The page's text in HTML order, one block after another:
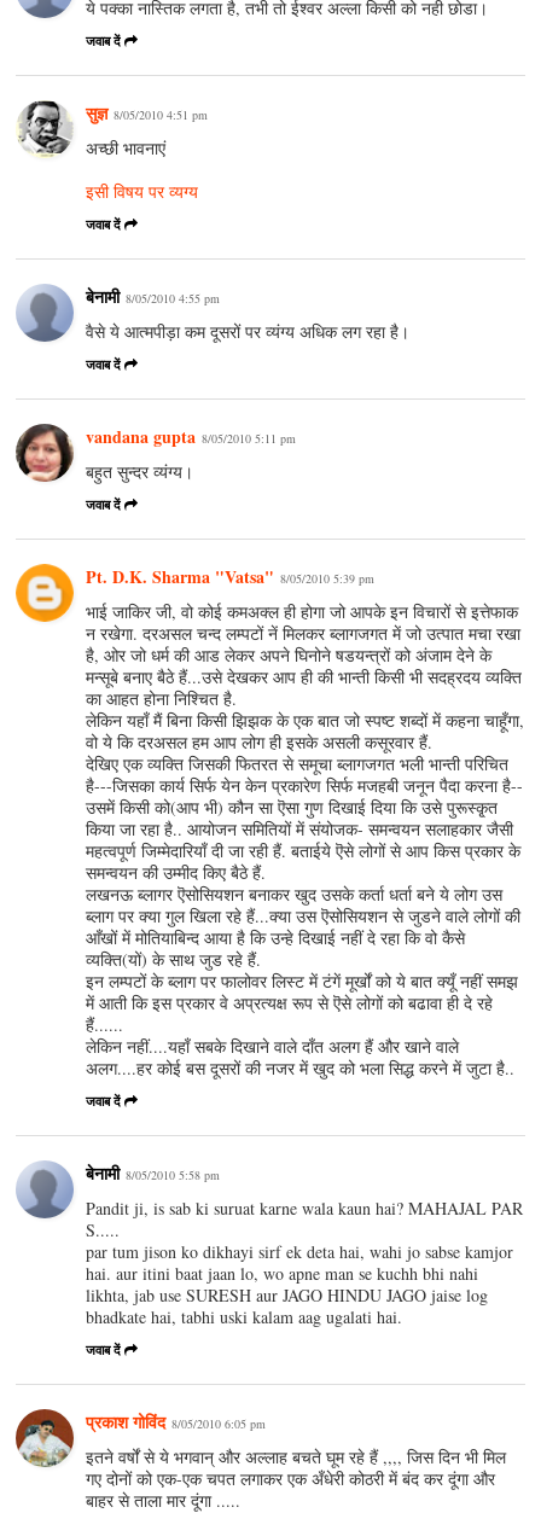
ये पक्का नास्तिक लगता है, तभी तो ईश्वर अल्ला किसी को नही छोडा।
जवाब दें
सुज्ञ 8/05/2010 4:51 pm
अच्छी भावनाएं
इसी विषय पर व्यग्य
जवाब दें
बेनामी 8/05/2010 4:55 pm
वैसे ये आत्मपीड़ा कम दूसरों पर व्यंग्य अधिक लग रहा है।
जवाब दें
vandana gupta 8/05/2010 5:11 pm
बहुत सुन्दर व्यंग्य।
जवाब दें
Pt. D.K. Sharma "Vatsa" 8/05/2010 5:39 pm
भाई जाकिर जी, वो कोई कमअक्ल ही होगा जो आपके इन विचारों से इत्तेफाक
न रखेगा. दरअसल चन्द लम्पटों नें मिलकर ब्लागजगत में जो उत्पात मचा रखा
है, ओर जो धर्म की आड लेकर अपने घिनोने षडयन्त्रों को अंजाम देने के
मन्सूबे बनाए बैठे हैं...उसे देखकर आप ही की भान्ती किसी भी सदह्रदय व्यक्ति
का आहत होना निश्चित है.
लेकिन यहाँ मैं बिना किसी झिझक के एक बात जो स्पष्ट शब्दों में कहना चाहूँगा,
वो ये कि दरअसल हम आप लोग ही इसके असली कसूरवार हैं.
देखिए एक व्यक्ति जिसकी फितरत से समूचा ब्लागजगत भली भान्ती परिचित
है---जिसका कार्य सिर्फ येन केन प्रकारेण सिर्फ मजहबी जनून पैदा करना है--
उसमें किसी को(आप भी) कौन सा ऎसा गुण दिखाई दिया कि उसे पुरूस्कृ्त
किया जा रहा है.. आयोजन समितियों में संयोजक- समन्वयन सलाहकार जैसी
महत्वपूर्ण जिम्मेदारियाँ दी जा रही हैं. बताईये ऎसे लोगों से आप किस प्रकार के
समन्वयन की उम्मीद किए बैठे हैं.
लखनऊ ब्लागर ऎसोसियशन बनाकर खुद उसके कर्ता धर्ता बने ये लोग उस
ब्लाग पर क्या गुल खिला रहे हैं...क्या उस ऎसोसियशन से जुडने वाले लोगों की
आँखों में मोतियाबिन्द आया है कि उन्हे दिखाई नहीं दे रहा कि वो कैसे
व्यक्ति(यों) के साथ जुड रहे हैं.
इन लम्पटों के ब्लाग पर फालोवर लिस्ट में टंगें मूर्खों को ये बात क्यूँ नहीं समझ
में आती कि इस प्रकार वे अप्रत्यक्ष रूप से ऎसे लोगों को बढावा ही दे रहे
हैं......
लेकिन नहीं....यहाँ सबके दिखाने वाले दाँत अलग हैं और खाने वाले
अलग....हर कोई बस दूसरों की नजर में खुद को भला सिद्ध करने में जुटा है..
जवाब दें
बेनामी 8/05/2010 5:58 pm
Pandit ji, is sab ki suruat karne wala kaun hai? MAHAJAL PAR
S.....
par tum jison ko dikhayi sirf ek deta hai, wahi jo sabse kamjor
hai. aur itini baat jaan lo, wo apne man se kuchh bhi nahi
likhta, jab use SURESH aur JAGO HINDU JAGO jaise log
bhadkate hai, tabhi uski kalam aag ugalati hai.
जवाब दें
प्रकाश गोविंद 8/05/2010 6:05 pm
इतने वर्षों से ये भगवान् और अल्लाह बचते घूम रहे हैं ,,,, जिस दिन भी मिल
गए दोनों को एक-एक चपत लगाकर एक अँधेरी कोठरी में बंद कर दूंगा और
बाहर से ताला मार दूंगा .....